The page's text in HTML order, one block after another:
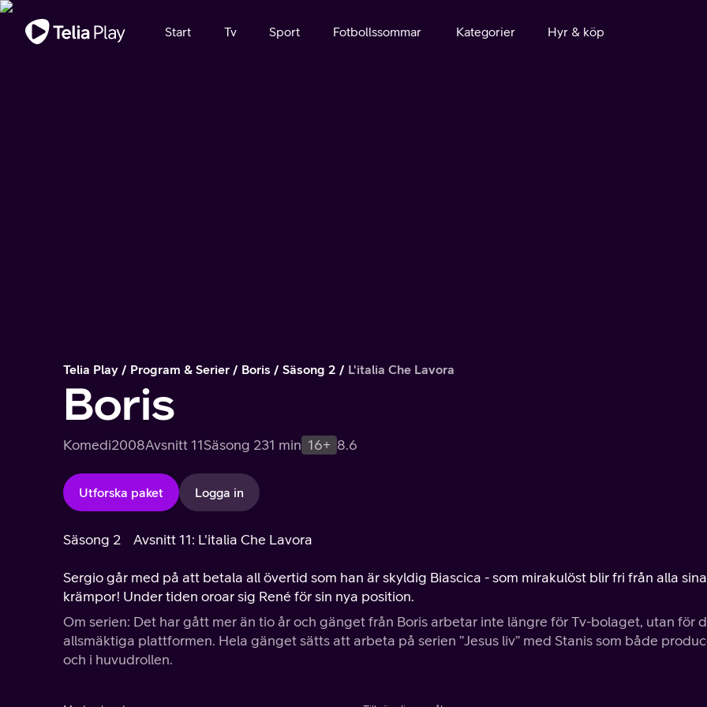
Viktigt meddelande
Start Tv Sport Fotbollssommar Kategorier Hyr & köp
Telia Play Program & Serier Boris Säsong 2 L'italia Che Lavora
Boris
Komedi2008Avsnitt 11Säsong 231 min 16+ 8.6
Utforska paket Logga in
Säsong 2 Avsnitt 11: L'italia Che Lavora
Sergio går med på att betala all övertid som han är skyldig Biascica - som mirakulöst blir fri från alla sina
krämpor! Under tiden oroar sig René för sin nya position.
Om serien: Det har gått mer än tio år och gänget från Boris arbetar inte längre för Tv-bolaget, utan för
allsmäktiga plattformen. Hela gänget sätts att arbeta på serien ”Jesus liv” med Stanis som både
och i huvudrollen.